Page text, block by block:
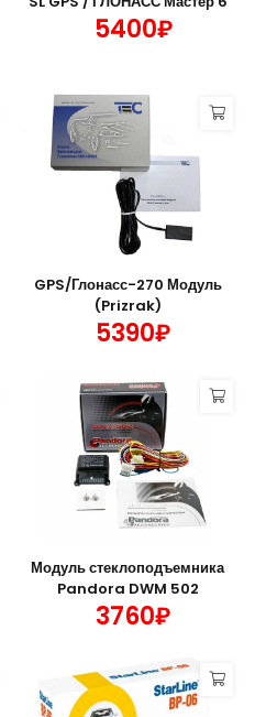
5400₽
GPS/Глонасс-270 Модуль
(Prizrak)
5390₽
Модуль стеклоподъемника
Pandora DWM 502
3760₽